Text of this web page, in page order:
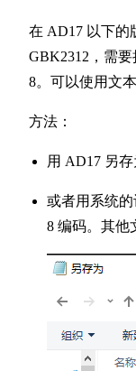
在 AD17 以下的
GBK2312，需
8。可以使用文
方法：
用 AD17 另
或者用系统
8 编码。其他